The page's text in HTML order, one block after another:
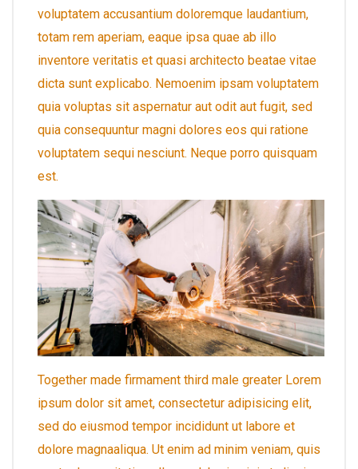
voluptatem accusantium doloremque laudantium,
totam rem aperiam, eaque ipsa quae ab illo
inventore veritatis et quasi architecto beatae vitae
dicta sunt explicabo. Nemoenim ipsam voluptatem
quia voluptas sit aspernatur aut odit aut fugit, sed
quia consequuntur magni dolores eos qui ratione
voluptatem sequi nesciunt. Neque porro quisquam
est.
Together made firmament third male greater Lorem
ipsum dolor sit amet, consectetur adipisicing elit,
sed do eiusmod tempor incididunt ut labore et
dolore magnaaliqua. Ut enim ad minim veniam, quis